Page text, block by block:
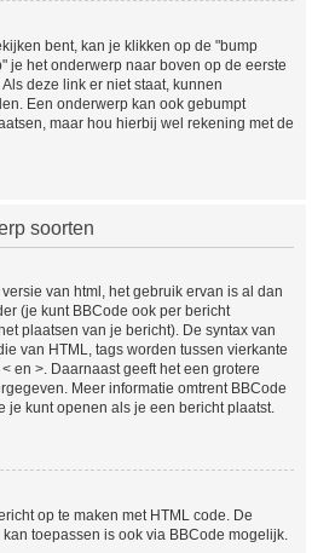
bent, kan je klikken op de "bump
je het onderwerp naar boven op de eerste
deze link er niet staat, kunnen
Een onderwerp kan ook gebumpt
maar hou hierbij wel rekening met de
soorten
van html, het gebruik ervan is al dan
(je kunt BBCode ook per bericht
plaatsen van je bericht). De syntax van
van HTML, tags worden tussen vierkante
en >. Daarnaast geeft het een grotere
Meer informatie omtrent BBCode
je kunt openen als je een bericht plaatst.
op te maken met HTML code. De
toepassen is ook via BBCode mogelijk.